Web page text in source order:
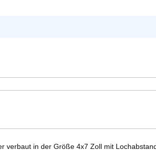
in der Größe 4x7 Zoll mit